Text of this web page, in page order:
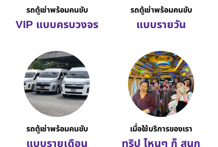
รถตู้เช่าพร้อมคนขับ
VIP แบบครบวงจร
รถตู้เช่าพร้อมคนขับ
แบบรายวัน
รถตู้เช่าพร้อมคนขับ
แบบรายเดือน
เมื่อใช้บริการของเรา
ทริป ไหนๆ ก็ สนุก